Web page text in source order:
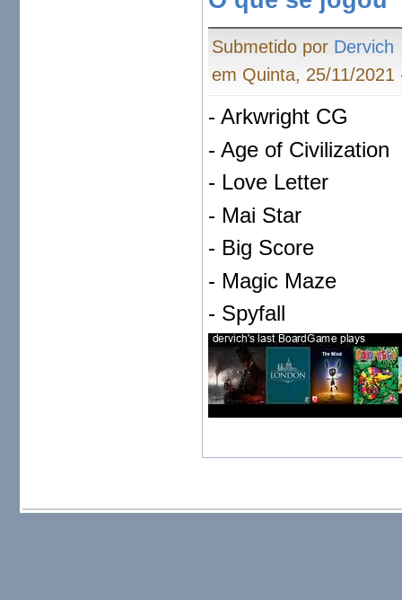
Submetido por Dervich
em Quinta, 25/11/2021
- Arkwright CG
- Age of Civilization
- Love Letter
- Mai Star
- Big Score
- Magic Maze
- Spyfall